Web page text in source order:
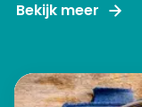
Bekijk meer